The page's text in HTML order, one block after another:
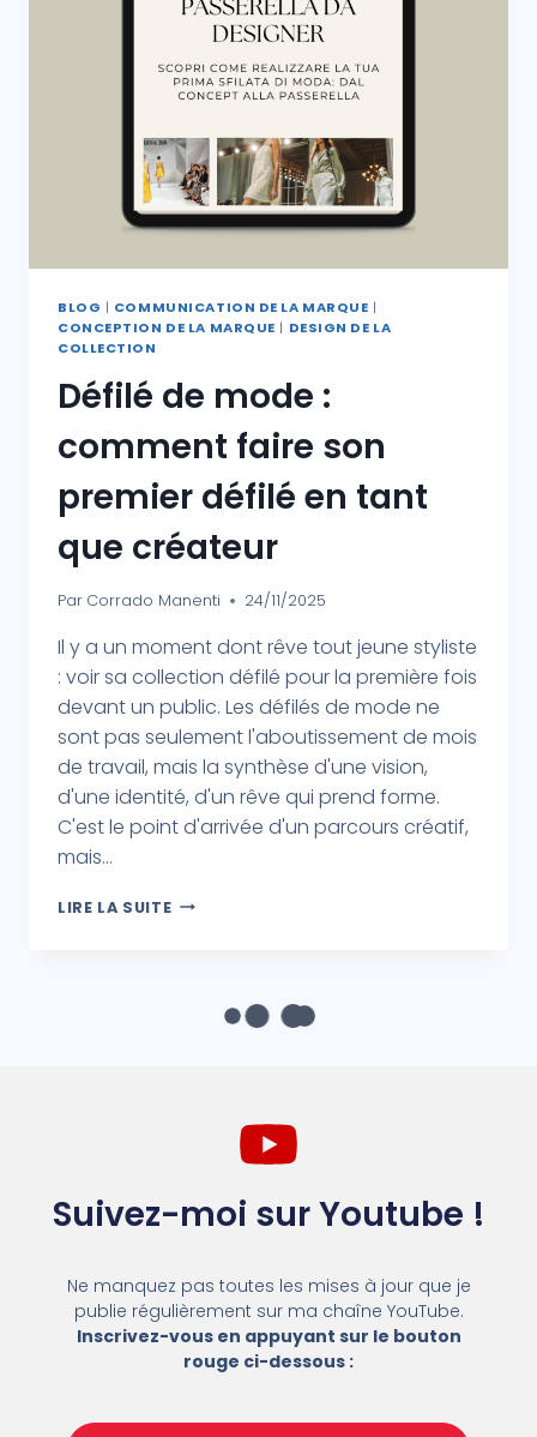
BLOG | COMMUNICATION DE LA MARQUE |
CONCEPTION DE LA MARQUE | DESIGN DE LA
COLLECTION
Défilé de mode :
comment faire son
premier défilé en tant
que créateur
Par Corrado Manenti 24/11/2025
Il y a un moment dont rêve tout jeune styliste
: voir sa collection défilé pour la première fois
devant un public. Les défilés de mode ne
sont pas seulement l'aboutissement de mois
de travail, mais la synthèse d'une vision,
d'une identité, d'un rêve qui prend forme.
C'est le point d'arrivée d'un parcours créatif,
mais...
LIRE LA SUITE
Suivez-moi sur Youtube !
Ne manquez pas toutes les mises à jour que je
publie régulièrement sur ma chaîne YouTube.
Inscrivez-vous en appuyant sur le bouton
rouge ci-dessous :